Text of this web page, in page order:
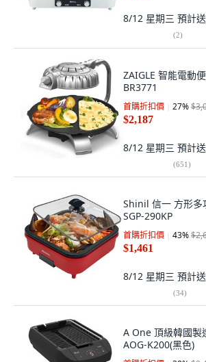
8/12 星期三 預計
(2)
ZAIGLE 智能電動
BR3771
首購折扣價 27%
$2,187
8/12 星期三 預計
(651)
Shinil 信一 方形多
SGP-290KP
首購折扣價 43%
$1,461
8/12 星期三 預計
(34)
A One 頂級韓國製
AOG-K200(黑色)